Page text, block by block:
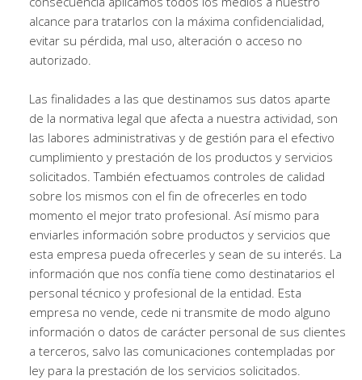
alcance para tratarlos con la máxima confidencialidad,
evitar su pérdida, mal uso, alteración o acceso no
autorizado.
Las finalidades a las que destinamos sus datos aparte
de la normativa legal que afecta a nuestra actividad, son
las labores administrativas y de gestión para el efectivo
cumplimiento y prestación de los productos y servicios
solicitados. También efectuamos controles de calidad
sobre los mismos con el fin de ofrecerles en todo
momento el mejor trato profesional. Así mismo para
enviarles información sobre productos y servicios que
esta empresa pueda ofrecerles y sean de su interés. La
información que nos confía tiene como destinatarios el
personal técnico y profesional de la entidad. Esta
empresa no vende, cede ni transmite de modo alguno
información o datos de carácter personal de sus clientes
a terceros, salvo las comunicaciones contempladas por
ley para la prestación de los servicios solicitados.